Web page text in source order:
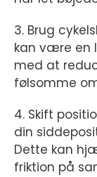
3. Brug
kan være en
med at
følsomme
4. Skift
din
Dette kan
friktion på